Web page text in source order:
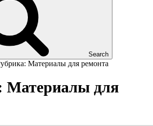
Search
Материалы для ремонта
Материалы для